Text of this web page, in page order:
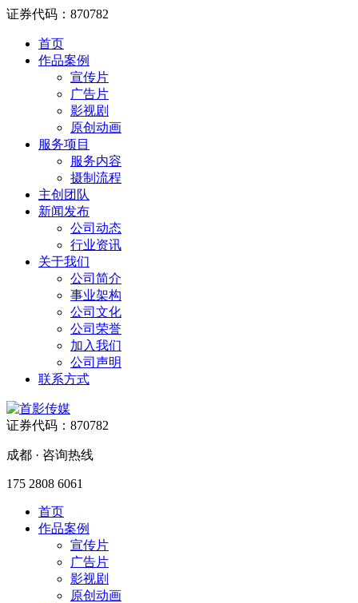
证券代码：870782
首页
作品案例
宣传片
广告片
影视剧
原创动画
服务项目
服务内容
摄制流程
主创团队
新闻发布
公司动态
行业资讯
关于我们
公司简介
事业架构
公司文化
公司荣誉
加入我们
公司声明
联系方式
证券代码：870782
成都 · 咨询热线
175 2808 6061
首页
作品案例
宣传片
广告片
影视剧
原创动画